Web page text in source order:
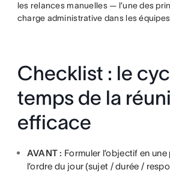
les relances manuelles — l’une des
charge administrative dans les
Checklist : le
temps de la
efficace
AVANT : Formuler l’objectif en
l’ordre du jour (sujet / durée /